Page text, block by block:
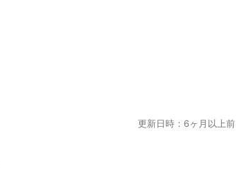
更新日時：6ヶ月以上前